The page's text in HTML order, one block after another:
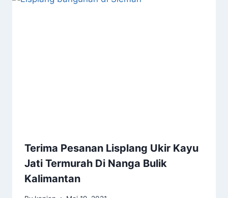
Terima Pesanan Lisplang Ukir Kayu
Jati Termurah Di Nanga Bulik
Kalimantan